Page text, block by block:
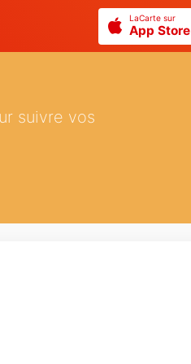
LaCarte sur
App Store
suivre vos